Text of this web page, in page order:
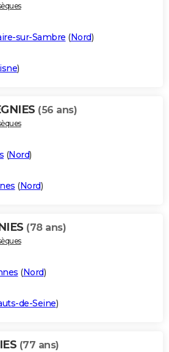
sur-Sambre (Nord)
)
(56 ans)
(Nord)
(Nord)
(78 ans)
(Nord)
de-Seine)
(77 ans)